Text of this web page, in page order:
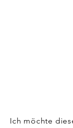
Ich möchte